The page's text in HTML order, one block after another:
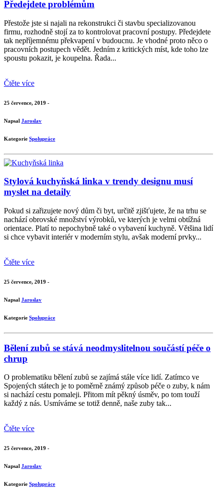
Předejdete problémům
Přestože jste si najali na rekonstrukci či stavbu specializovanou
firmu, rozhodně stojí za to kontrolovat pracovní postupy. Předejdete
tak nepříjemnému překvapení v budoucnu. Je vhodné proto něco o
pracovních postupech vědět. Jedním z kritických míst, kde toho lze
spoustu pokazit, je koupelna. Řada...
Čtěte více
25 července, 2019 -
Napsal Jaroslav
Kategorie Spolupráce
Stylová kuchyňská linka v trendy designu musí
myslet na detaily
Pokud si zařizujete nový dům či byt, určitě zjišťujete, že na trhu se
nachází obrovské množství výrobků, ve kterých je velmi obtížná
orientace. Platí to nepochybně také o vybavení kuchyně. Většina lidí
si chce vybavit interiér v moderním stylu, avšak moderní prvky...
Čtěte více
25 července, 2019 -
Napsal Jaroslav
Kategorie Spolupráce
Bělení zubů se stává neodmyslitelnou součástí péče o
chrup
O problematiku bělení zubů se zajímá stále více lidí. Zatímco ve
Spojených státech je to poměrně známý způsob péče o zuby, k nám
si nachází cestu pomaleji. Přitom mít pěkný úsměv, po tom touží
každý z nás. Usmíváme se totiž denně, naše zuby tak...
Čtěte více
25 července, 2019 -
Napsal Jaroslav
Kategorie Spolupráce